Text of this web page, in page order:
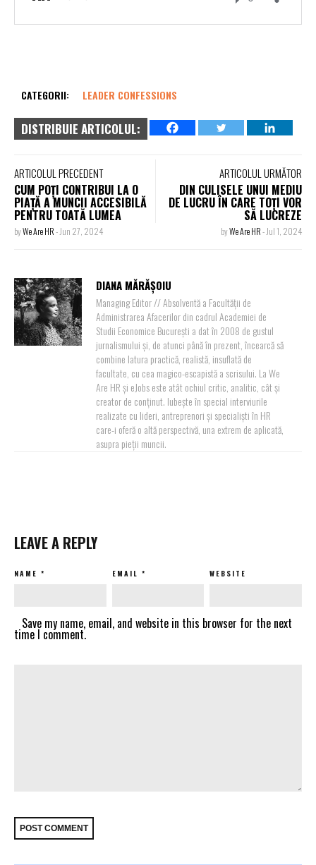
CATEGORII: LEADER CONFESSIONS
DISTRIBUIE ARTICOLUL:
ARTICOLUL PRECEDENT
CUM POȚI CONTRIBUI LA O
PIAȚĂ A MUNCII ACCESIBILĂ
PENTRU TOATĂ LUMEA
byWe Are HR- Jun 27, 2024
ARTICOLUL URMĂTOR
DIN CULISELE UNUI MEDIU
DE LUCRU ÎN CARE TOȚI VOR
SĂ LUCREZE
byWe Are HR- Jul 1, 2024
DIANA MĂRĂȘOIU
Managing Editor // Absolventă a Facultății de
Administrarea Afacerilor din cadrul Academiei de
Studii Economice București a dat în 2008 de gustul
jurnalismului și, de atunci până în prezent, încearcă să
combine latura practică, realistă, insuflată de
facultate, cu cea magico-escapistă a scrisului. La We
Are HR și eJobs este atât ochiul critic, analitic, cât și
creator de conținut. Iubește în special interviurile
realizate cu lideri, antreprenori și specialiști în HR
care-i oferă o altă perspectivă, una extrem de aplicată,
asupra pieții muncii.
LEAVE A REPLY
NAME * EMAIL * WEBSITE
Save my name, email, and website in this browser for the next
time I comment.